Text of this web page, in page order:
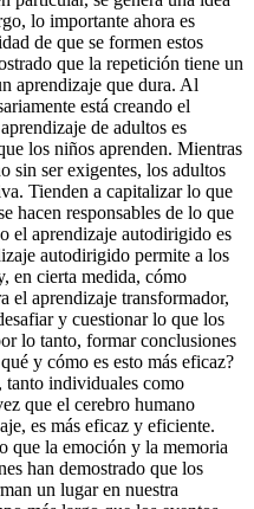
lo importante ahora es
de que se formen estos
que la repetición tiene un
aprendizaje que dura. Al
está creando el
de adultos es
los niños aprenden. Mientras
sin ser exigentes, los adultos
Tienden a capitalizar lo que
hacen responsables de lo que
el aprendizaje autodirigido es
autodirigido permite a los
en cierta medida, cómo
el aprendizaje transformador,
y cuestionar lo que los
lo tanto, formar conclusiones
y cómo es esto más eficaz?
tanto individuales como
que el cerebro humano
es más eficaz y eficiente.
que la emoción y la memoria
han demostrado que los
un lugar en nuestra